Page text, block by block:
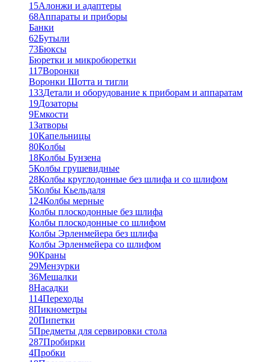
15Алонжи и адаптеры
68Аппараты и приборы
Банки
62Бутыли
73Бюксы
Бюретки и микробюретки
117Воронки
Воронки Шотта и тигли
133Детали и оборудование к приборам и аппаратам
19Дозаторы
9Емкости
1Затворы
10Капельницы
80Колбы
18Колбы Бунзена
5Колбы грушевидные
28Колбы круглодонные без шлифа и со шлифом
5Колбы Кьельдаля
124Колбы мерные
Колбы плоскодонные без шлифа
Колбы плоскодонные со шлифом
Колбы Эрленмейера без шлифа
Колбы Эрленмейера со шлифом
90Краны
29Мензурки
36Мешалки
8Насадки
114Переходы
8Пикнометры
20Пипетки
5Предметы для сервировки стола
287Пробирки
4Пробки